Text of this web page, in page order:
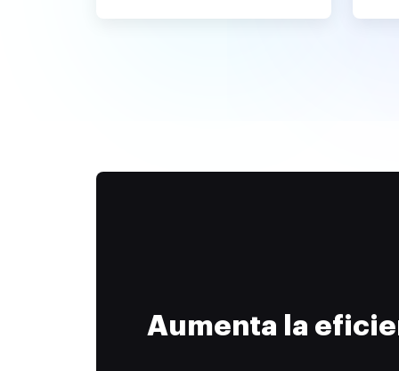
Aumenta la